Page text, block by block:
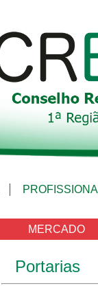
MERCADO
Portarias